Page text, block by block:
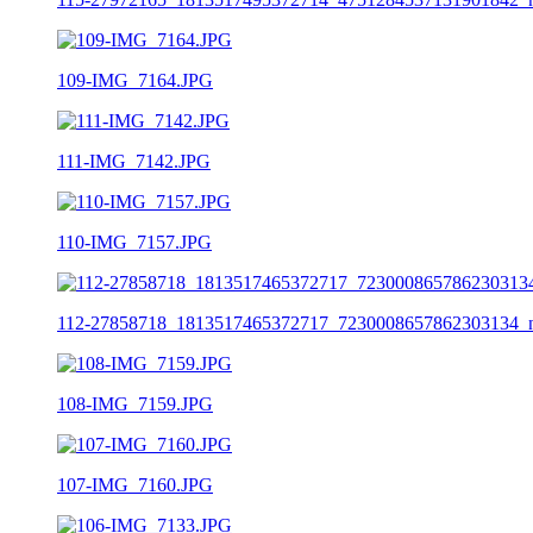
109-IMG_7164.JPG
111-IMG_7142.JPG
110-IMG_7157.JPG
112-
108-IMG_7159.JPG
107-IMG_7160.JPG